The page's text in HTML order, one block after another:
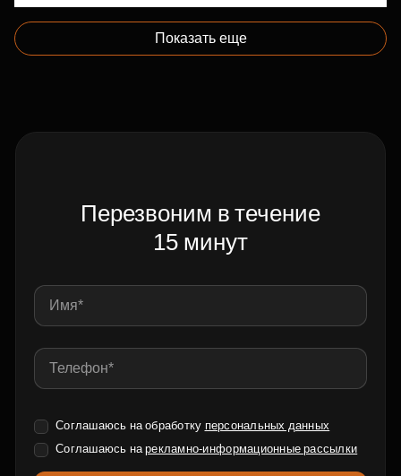
Показать еще
Перезвоним в течение
15 минут
Соглашаюсь на обработку персональных данных
Соглашаюсь нарекламно-информационные рассылки